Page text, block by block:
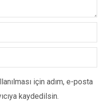
için adım, e-posta
kaydedilsin.